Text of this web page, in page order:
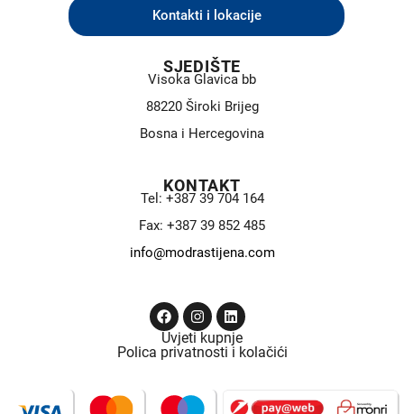
Kontakti i lokacije
SJEDIŠTE
Visoka Glavica bb
88220 Široki Brijeg
Bosna i Hercegovina
KONTAKT
Tel: +387 39 704 164
Fax: +387 39 852 485
info@modrastijena.com
Uvjeti kupnje
Polica privatnosti i kolačići